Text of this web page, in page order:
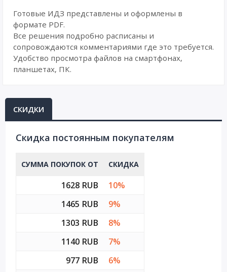
Готовые ИДЗ представлены и оформлены в
формате PDF.
Все решения подробно расписаны и
сопровождаются комментариями где это требуется.
Удобство просмотра файлов на смартфонах,
планшетах, ПК.
СКИДКИ
Cкидка постоянным покупателям
СУММА ПОКУПОК ОТ СКИДКА
1628 RUB
10%
1465 RUB
9%
1303 RUB
8%
1140 RUB
7%
977 RUB
6%